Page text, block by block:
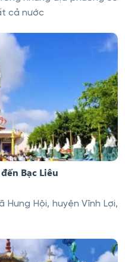
cả nước
Bạc Liêu
Hội, huyện Vĩnh Lợi,